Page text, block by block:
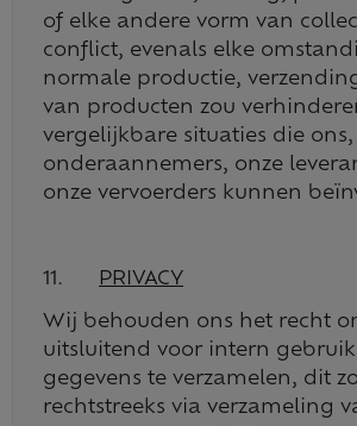
of elke andere vorm van
conflict, evenals elke
normale productie,
van producten zou
vergelijkbare situaties die ons,
onderaannemers, onze
onze vervoerders kunnen
11. PRIVACY
Wij behouden ons het recht
uitsluitend voor intern
gegevens te verzamelen, dit
rechtstreeks via verzameling